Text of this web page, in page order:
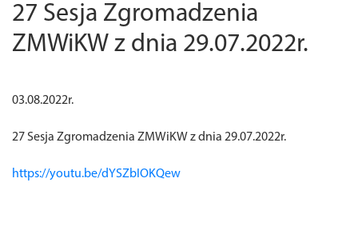
27 Sesja Zgromadzenia
ZMWiKW z dnia 29.07.2022r.
03.08.2022r.
27 Sesja Zgromadzenia ZMWiKW z dnia 29.07.2022r.
https://youtu.be/dYSZbIOKQew